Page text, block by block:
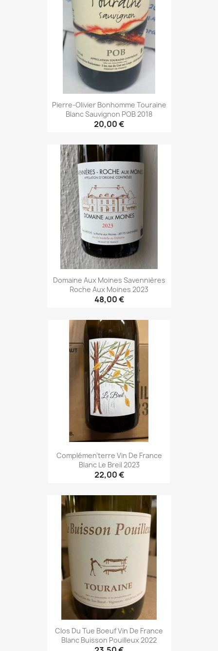
Pierre-Olivier Bonhomme Touraine
Blanc Sauvignon POB 2018
20,00 €
Domaine Aux Moines Savennières
Roche Aux Moines 2023
48,00 €
Complémen'terre Vin De France
Blanc Le Breil 2023
22,00 €
Clos Du Tue Boeuf Vin De France
Blanc Buisson Pouilleux 2022